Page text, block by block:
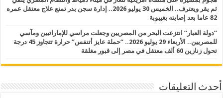
ثم يقر ويعترف.. الخميس 30 يوليو 2026.. إدارة سجن بدر تمنع علاج معتقل عمره
82 عاما بعد إصابته بغيبوبة
“دولة العبار” انتزعت البحر من المصريين وجعلت مراسي للإماراتيين ومآسي
للمصريين.. الأربعاء 29 يوليو 2026.. “حملة عايز أتنفس” حرارة تتجاوز 45 درجة
تحول زنازين 60 ألف معتقل في مصر إلى قبور مغلقة
أحدث التعليقات